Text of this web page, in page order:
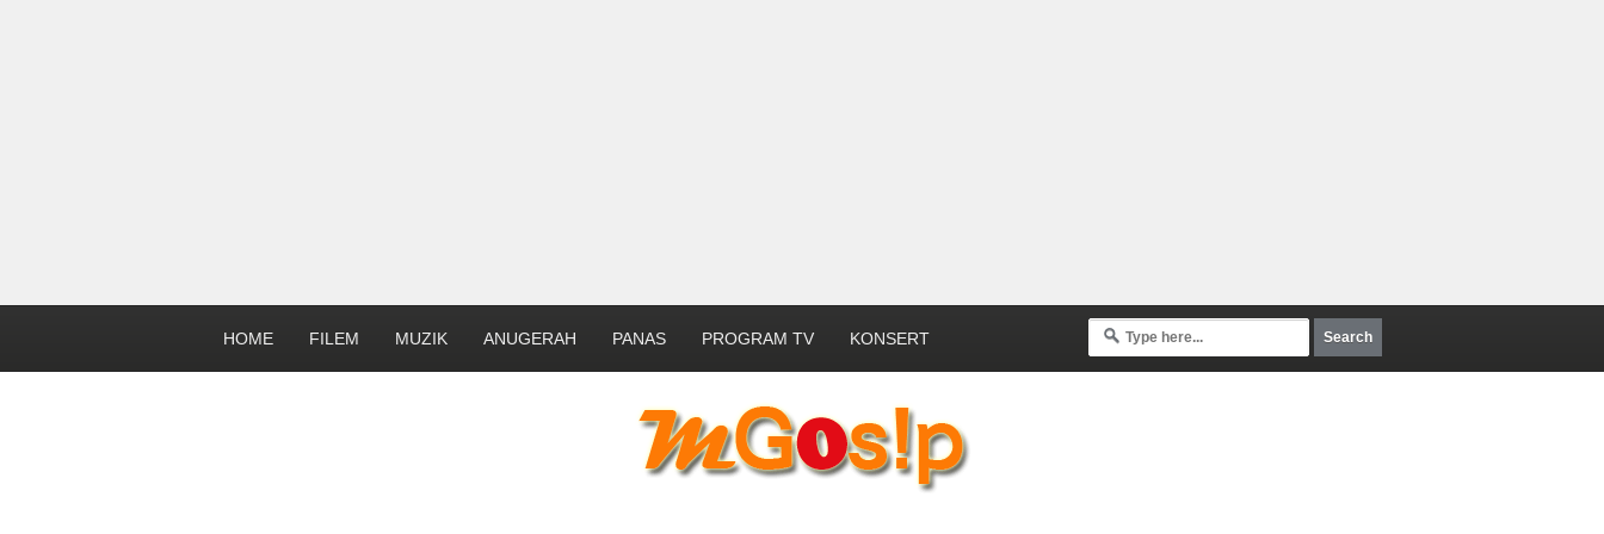
HOME FILEM MUZIK ANUGERAH PANAS PROGRAM TV KONSERT